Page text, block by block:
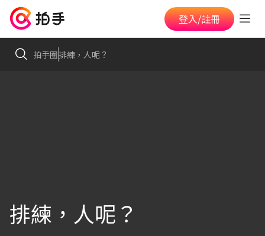
登入/註冊
拍手圈排練，人呢？
排練，人呢？